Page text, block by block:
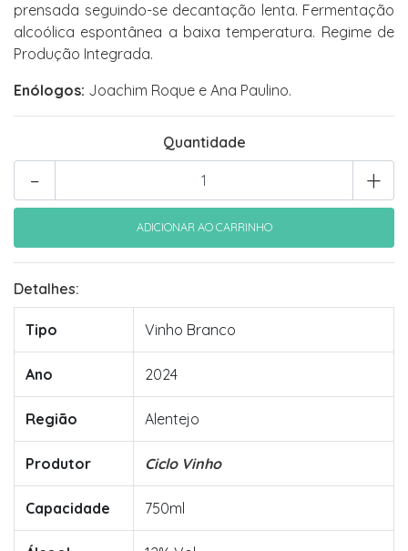
prensada seguindo-se decantação lenta. Fermentação
alcoólica espontânea a baixa temperatura. Regime de
Produção Integrada.
Enólogos: Joachim Roque e Ana Paulino.
Quantidade
+
-
Detalhes:
Tipo Vinho Branco
Ano 2024
Região Alentejo
Produtor Ciclo Vinho
Capacidade 750ml